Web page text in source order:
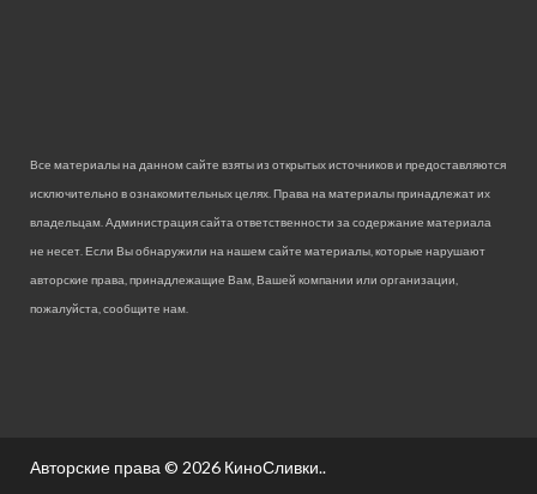
Все материалы на данном сайте взяты из открытых источников и предоставляются
исключительно в ознакомительных целях. Права на материалы принадлежат их
владельцам. Администрация сайта ответственности за содержание материала
не несет. Если Вы обнаружили на нашем сайте материалы, которые нарушают
авторские права, принадлежащие Вам, Вашей компании или организации,
пожалуйста, сообщите нам.
Авторские права © 2026 КиноСливки..